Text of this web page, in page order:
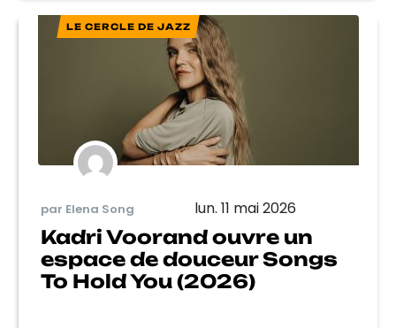
LE CERCLE DE JAZZ
par Elena Song lun. 11 mai 2026
Kadri Voorand ouvre un
espace de douceur Songs
To Hold You (2026)